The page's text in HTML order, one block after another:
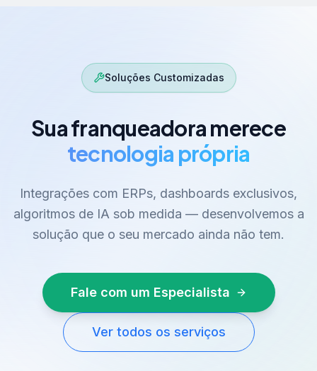
Soluções Customizadas
Sua franqueadora merece
tecnologia própria
Integrações com ERPs, dashboards exclusivos,
algoritmos de IA sob medida — desenvolvemos a
solução que o seu mercado ainda não tem.
Fale com um Especialista
Ver todos os serviços